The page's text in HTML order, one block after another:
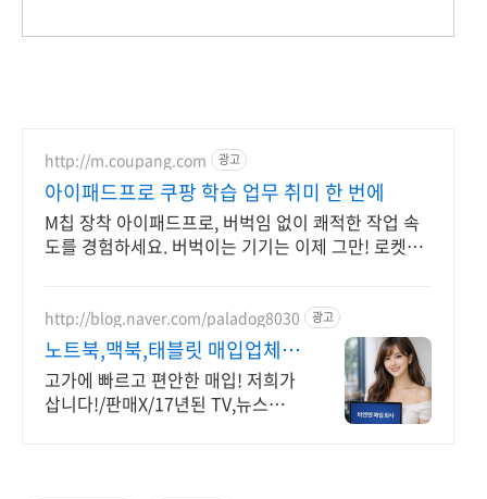
http://m.coupang.com 광고
아이패드프로 쿠팡 학습 업무 취미 한 번에
M칩 장착 아이패드프로, 버벅임 없이 쾌적한 작업 속
도를 경험하세요. 버벅이는 기기는 이제 그만! 로켓배
http://blog.naver.com/paladog8030 광고
노트북,맥북,태블릿 매입업체
저희가 삽니다! 매입O판매X
고가에 빠르고 편안한 매입! 저희가
삽니다!/판매X/17년된 TV,뉴스출현